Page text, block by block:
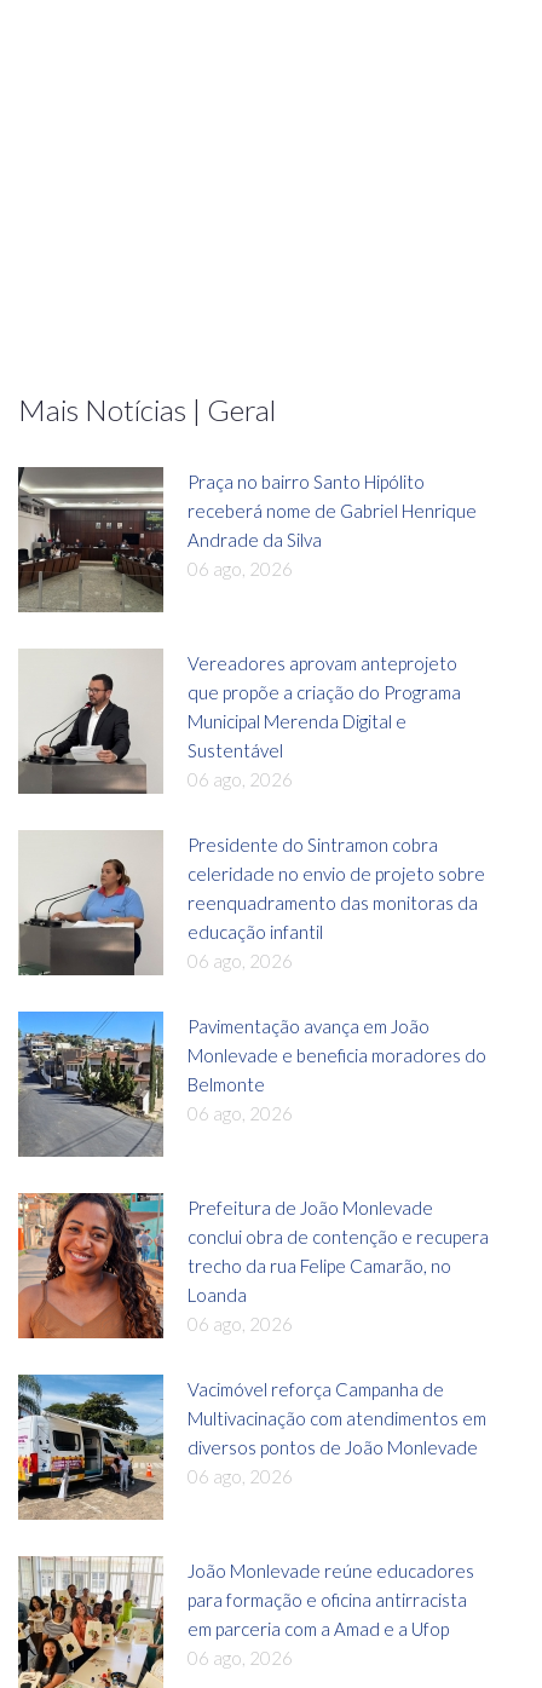
Mais Notícias | Geral
Praça no bairro Santo Hipólito
receberá nome de Gabriel Henrique
Andrade da Silva
06 ago, 2026
Vereadores aprovam anteprojeto
que propõe a criação do Programa
Municipal Merenda Digital e
Sustentável
06 ago, 2026
Presidente do Sintramon cobra
celeridade no envio de projeto sobre
reenquadramento das monitoras da
educação infantil
06 ago, 2026
Pavimentação avança em João
Monlevade e beneficia moradores do
Belmonte
06 ago, 2026
Prefeitura de João Monlevade
conclui obra de contenção e recupera
trecho da rua Felipe Camarão, no
Loanda
06 ago, 2026
Vacimóvel reforça Campanha de
Multivacinação com atendimentos em
diversos pontos de João Monlevade
06 ago, 2026
João Monlevade reúne educadores
para formação e oficina antirracista
em parceria com a Amad e a Ufop
06 ago, 2026